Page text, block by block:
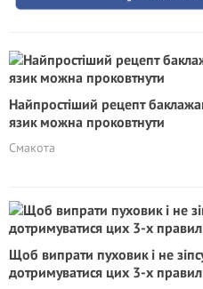
Найпростіший рецепт
язик можна проковтнути
Смакота
Щоб випрати пуховик і не
дотримуватися цих 3-х правил